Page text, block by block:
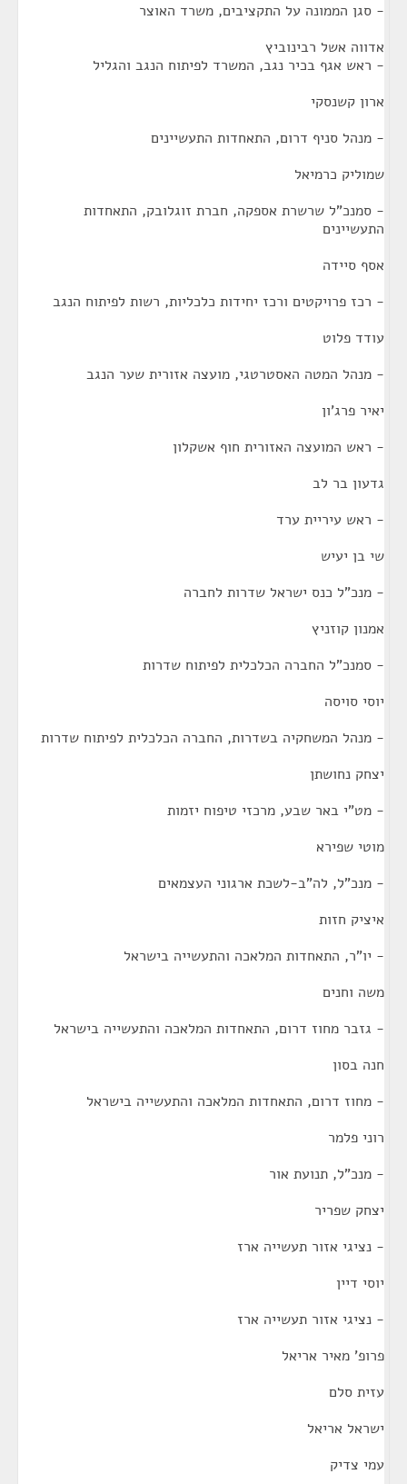
- סגן הממונה על התקציבים, משרד האוצר
אדווה אשל רבינוביץ
- ראש אגף בכיר נגב, המשרד לפיתוח הנגב והגליל
ארון קשנסקי
- מנהל סניף דרום, התאחדות התעשיינים
שמוליק כרמיאל
- סמנכ"ל שרשרת אספקה, חברת זוגלובק, התאחדות
התעשיינים
אסף סיידה
- רכז פרויקטים ורכז יחידות כלכליות, רשות לפיתוח הנגב
עודד פלוט
- מנהל המטה האסטרטגי, מועצה אזורית שער הנגב
יאיר פרג'ון
- ראש המועצה האזורית חוף אשקלון
גדעון בר לב
- ראש עיריית ערד
שי בן יעיש
- מנכ"ל כנס ישראל שדרות לחברה
אמנון קוזניץ
- סמנכ"ל החברה הכלכלית לפיתוח שדרות
יוסי סויסה
- מנהל המשחקיה בשדרות, החברה הכלכלית לפיתוח שדרות
יצחק נחושתן
- מט"י באר שבע, מרכזי טיפוח יזמות
מוטי שפירא
- מנכ"ל, לה"ב-לשכת ארגוני העצמאים
איציק חזות
- יו"ר, התאחדות המלאכה והתעשייה בישראל
משה וחנים
- גזבר מחוז דרום, התאחדות המלאכה והתעשייה בישראל
חנה בסון
- מחוז דרום, התאחדות המלאכה והתעשייה בישראל
רוני פלמר
- מנכ"ל, תנועת אור
יצחק שפריר
- נציגי אזור תעשייה ארז
יוסי דיין
- נציגי אזור תעשייה ארז
פרופ' מאיר אריאל
עזית סלם
ישראל אריאל
עמי צדיק